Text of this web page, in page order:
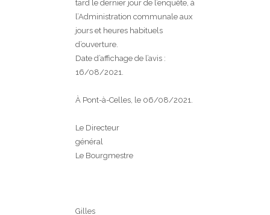
tard le dernier jour de l’enquête, à
l’Administration communale aux
jours et heures habituels
d’ouverture.
Date d’affichage de l’avis :
16/08/2021.
À Pont-à-Celles, le 06/08/2021.
Le Directeur
général
Le Bourgmestre
Gilles